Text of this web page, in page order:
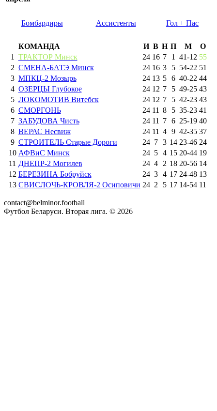
Бомбардиры Ассистенты Гол + Пас
КОМАНДА И В Н П М
О
1
ТРАКТОР Минск 24 16 7 1 41-12 55
2 СМЕНА-БАТЭ Минск 24 16 3 5 54-22 51
3 МПКЦ-2 Мозырь 24 13 5 6 40-22 44
4 ОЗЕРЦЫ Глубокое 24 12 7 5 49-25 43
5 ЛОКОМОТИВ Витебск 24 12 7 5 42-23 43
6 СМОРГОНЬ 24 11 8 5 35-23 41
7 ЗАБУДОВА Чисть 24 11 7 6 25-19 40
8 ВЕРАС Несвиж 24 11 4 9 42-35 37
9 СТРОИТЕЛЬ Старые Дороги 24 7 3 14 23-46 24
10 АФВиС Минск 24 5 4 15 20-44 19
11 ДНЕПР-2 Могилев 24 4 2 18 20-56 14
12 БЕРЕЗИНА Бобруйск 24 3 4 17 24-48 13
13 СВИСЛОЧЬ-КРОВЛЯ-2 Осиповичи 24 2 5 17 14-54 11
contact@belminor.football
Футбол Беларуси. Вторая лига. © 2026